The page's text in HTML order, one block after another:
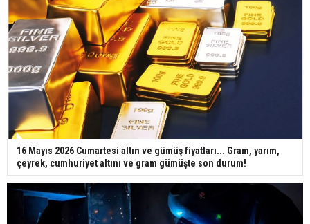
16 Mayıs 2026 Cumartesi altın ve gümüş fiyatları... Gram, yarım,
çeyrek, cumhuriyet altını ve gram gümüşte son durum!